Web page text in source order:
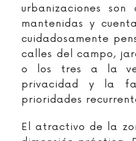
urbanizaciones son
mantenidas y
cuidadosamente
calles del campo,
o los tres a la
privacidad y la
prioridades
El atractivo de la